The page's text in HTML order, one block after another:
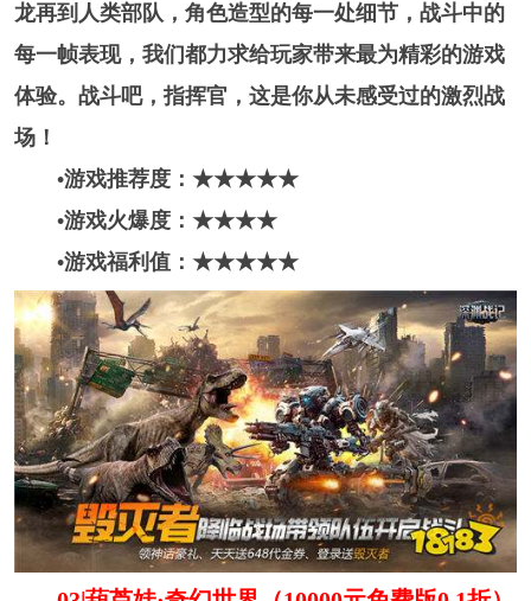
龙再到人类部队，角色造型的每一处细节，战斗中的
每一帧表现，我们都力求给玩家带来最为精彩的游戏
体验。战斗吧，指挥官，这是你从未感受过的激烈战
场！
•游戏推荐度：★★★★★
•游戏火爆度：★★★★
•游戏福利值：★★★★★